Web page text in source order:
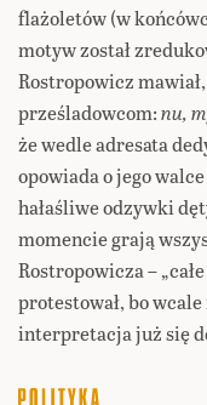
flażoletów (w
motyw został
Rostropowicz
prześladowcom:nu,
że wedle adresata
opowiada o jego
hałaśliwe odzywki
momencie grają
Rostropowicza –
protestował, bo
interpretacja już się